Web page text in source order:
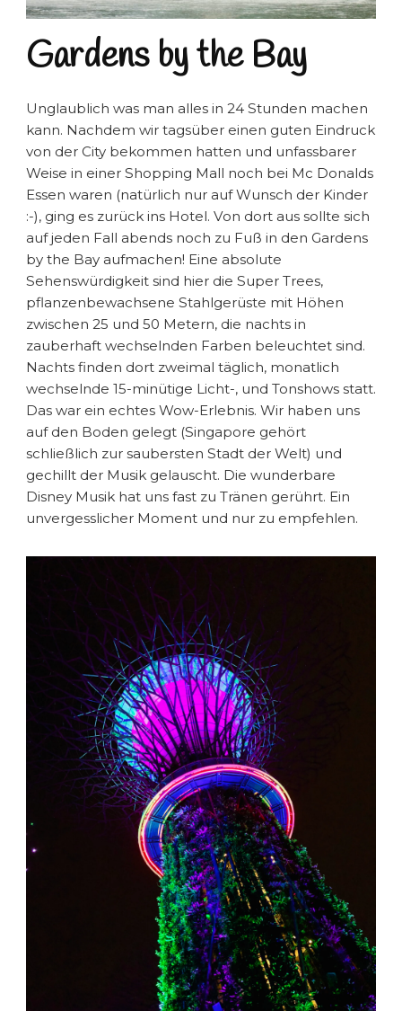
Gardens by the Bay
Unglaublich was man alles in 24 Stunden machen
kann. Nachdem wir tagsüber einen guten Eindruck
von der City bekommen hatten und unfassbarer
Weise in einer Shopping Mall noch bei Mc Donalds
Essen waren (natürlich nur auf Wunsch der Kinder
:-), ging es zurück ins Hotel. Von dort aus sollte sich
auf jeden Fall abends noch zu Fuß in den Gardens
by the Bay aufmachen! Eine absolute
Sehenswürdigkeit sind hier die Super Trees,
pflanzenbewachsene Stahlgerüste mit Höhen
zwischen 25 und 50 Metern, die nachts in
zauberhaft wechselnden Farben beleuchtet sind.
Nachts finden dort zweimal täglich, monatlich
wechselnde 15-minütige Licht-, und Tonshows statt.
Das war ein echtes Wow-Erlebnis. Wir haben uns
auf den Boden gelegt (Singapore gehört
schließlich zur saubersten Stadt der Welt) und
gechillt der Musik gelauscht. Die wunderbare
Disney Musik hat uns fast zu Tränen gerührt. Ein
unvergesslicher Moment und nur zu empfehlen.